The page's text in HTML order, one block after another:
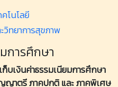
โนโลยี
ทยาการสุขภาพ
การศึกษา
ก็บเงินค่าธรรมเนียมการศึกษา
าตรี ภาคปกติ และ ภาคพิเศษ